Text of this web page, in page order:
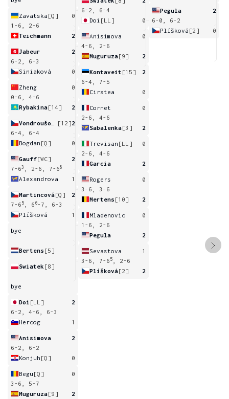
Zavatska [Q]
0
1-6, 2-6
Teichmann
2
Jabeur
2
6-2, 6-3
Siniaková
0
Zheng
0
0-6, 4-6
Rybakina[14] 2
[12]2
6-4, 6-4
Bogdan [Q] 0
Gauff[WC]
2
7-63 , 2-6, 7-68
Alexandrova 1
Martincová[Q]
2
7-6 5 , 6 6-7, 6-3
Plíšková
1
bye
Bertens [5]
Swiatek [8]
bye
Doi [LL]
2
6-2, 4-6, 6-3
Hercog
1
Anisimova
2
6-2, 6-2
Konjuh [Q] 0
Begu [Q]
0
3-6, 5-7
Muguruza[9] 2
6-2, 6-4
Doi [LL] 0
Anisimova
0
4-6, 2-6
Muguruza[9] 2
Kontaveit [15]
2
6-4, 7-5
Cirstea
0
Cornet
0
2-6, 4-6
Sabalenka[3] 2
Trevisan [LL]
0
2-6, 4-6
Garcia
2
Rogers
0
3-6, 3-6
Mertens [10] 2
Mladenovic
0
1-6, 2-6
Pegula
2
Sevastova
1
3-6, 7-6 5
, 2-6
Plíšková[2] 2
Pegula
2
6-0, 6-2
Plíšková [2] 0